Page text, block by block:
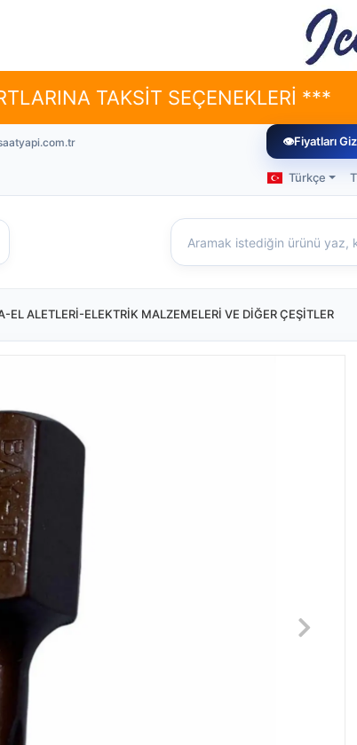
TAKSİT SEÇENEKLERİ *** ***
👁Fiyatları
Türkçe
EL ALETLERİ-ELEKTRİK MALZEMELERİ VE DİĞER ÇEŞİTLER